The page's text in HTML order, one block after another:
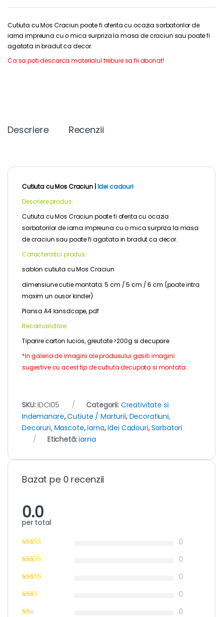
Cutiuta cu Mos Craciun poate fi oferita cu ocazia sarbatorilor de
iarna impreuna cu o mica surpriza la masa de craciun sau poate fi
agatata in bradut ca decor.
Ca sa poti descarca materialul trebuie sa fii abonat!
Descriere Recenzii
Cutiuta cu Mos Craciun | Idei cadouri
Descriere produs:
Cutiuta cu Mos Craciun poate fi oferita cu ocazia
sarbatorilor de iarna impreuna cu o mica surpriza la masa
de craciun sau poate fi agatata in bradut ca decor.
Caracteristici produs:
sablon cutiuta cu Mos Craciun
dimensiune cutie montata: 5 cm / 5 cm / 6 cm (poate intra
maxim un ousor kinder)
Plansa A4 lansdcape, pdf
Recomandare:
Tiparire carton lucios, greutate >200g si decupare
*In galeria de imagini ale produsului gasiti imagini
sugestive cu acest tip de cutiuta decupata si montata.
SKU:IDCI05 Categorii: Creativitate si
Indemanare,Cutiute / Marturii, Decoratiuni,
Decoruri, Mascote,Iarna,Idei Cadouri,Sarbatori
Etichetă:iarna
Bazat pe 0 recenzii
0.0
per total
0
0
0
0
0